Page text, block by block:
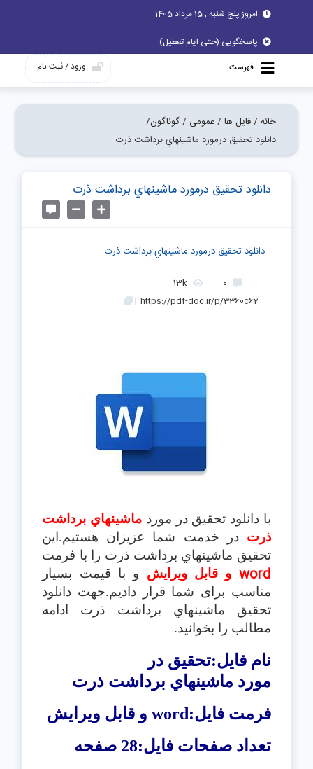
امروز پنج شنبه , 15 مرداد 1405
پاسخگویی (حتی ایام تعطیل)
فهرست
ورود / ثبت نام
خانه / فایل ها / عمومی / گوناگون/
دانلود تحقیق درمورد ماشينهاي برداشت ذرت
دانلود تحقیق درمورد ماشينهاي برداشت ذرت
دانلود تحقیق درمورد ماشينهاي برداشت ذرت
0
13k
https://pdf-doc.ir/p/3360c62
|
با دانلود تحقیق در مورد ماشينهاي برداشت
ذرت در خدمت شما عزیزان هستیم.این
تحقیق ماشينهاي برداشت ذرت را با فرمت
word و قابل ویرایش و با قیمت بسیار
مناسب برای شما قرار دادیم.جهت دانلود
تحقیق ماشينهاي برداشت ذرت ادامه
مطالب را بخوانید.
نام فایل:تحقیق در
مورد ماشينهاي برداشت ذرت
فرمت فایل:word و قابل ویرایش
تعداد صفحات فایل:28 صفحه